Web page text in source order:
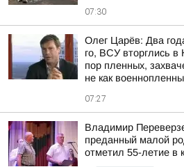
07:30
Олег Царёв: Два
го, ВСУ вторглись в
пор пленных,
не как
07:27
Владимир
преданный малой
отметил 55-летие в